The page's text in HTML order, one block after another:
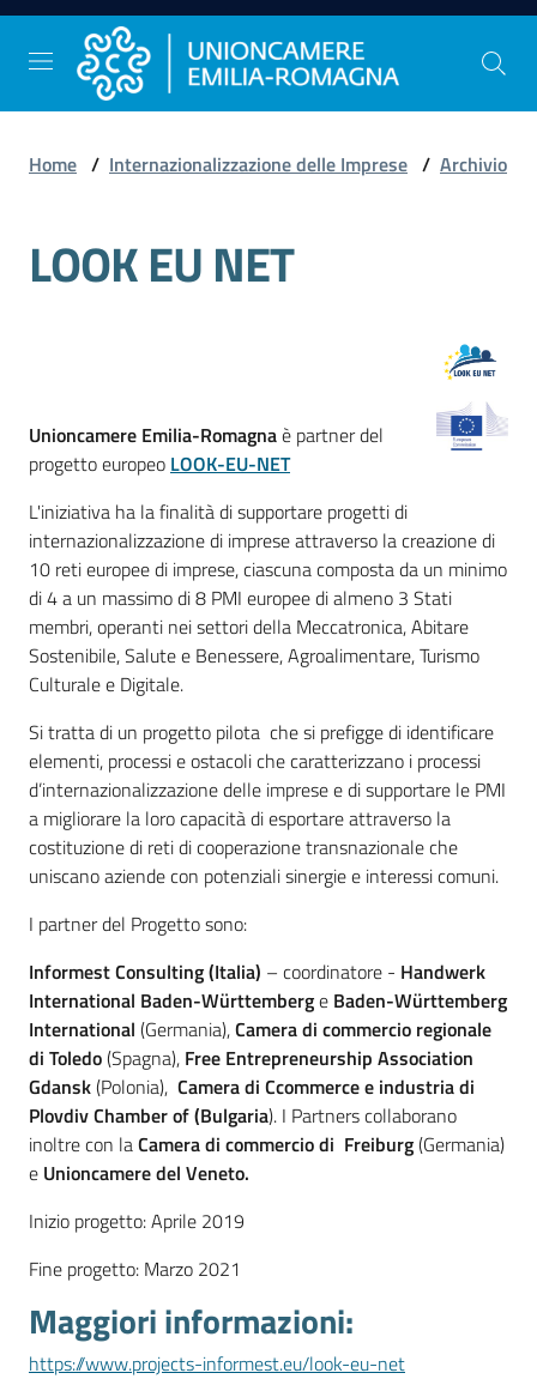
Vai al contenuto
Vai alla navigazione
Vai al footer
Stampa
Orientamento
al
lavoro
Promozione
e
Internazionalizzazione
delle
Imprese
Chi
siamo
RSS
Seguici
su
Home / Internazionalizzazione delle Imprese / Archivio
LOOK EU NET
Unioncamere Emilia-Romagnaè partner del
progetto europeo LOOK-EU-NET
L'iniziativa ha la finalità di supportare progetti di
internazionalizzazione di imprese attraverso la creazione di
10 reti europee di imprese, ciascuna composta da un minimo
di 4 a un massimo di 8 PMI europee di almeno 3 Stati
membri, operanti nei settori della Meccatronica, Abitare
Sostenibile, Salute e Benessere, Agroalimentare, Turismo
Culturale e Digitale.
Si tratta di un progetto pilota che si prefigge di identificare
elementi, processi e ostacoli che caratterizzano i processi
d’internazionalizzazione delle imprese e di supportare le PMI
a migliorare la loro capacità di esportare attraverso la
costituzione di reti di cooperazione transnazionale che
uniscano aziende con potenziali sinergie e interessi comuni.
I partner del Progetto sono:
Informest Consulting (Italia) – coordinatore - Handwerk
International Baden-Württemberge Baden-Württemberg
International (Germania),Camera di commercio regionale
di Toledo(Spagna), Free Entrepreneurship Association
Gdansk(Polonia), Camera di Ccommerce e industria di
Plovdiv Chamber of (Bulgaria). I Partners collaborano
inoltre con laCamera di commercio di Freiburg(Germania)
e Unioncamere del Veneto.
Inizio progetto: Aprile 2019
Fine progetto: Marzo 2021
Maggiori informazioni:
https://www.projects-informest.eu/look-eu-net